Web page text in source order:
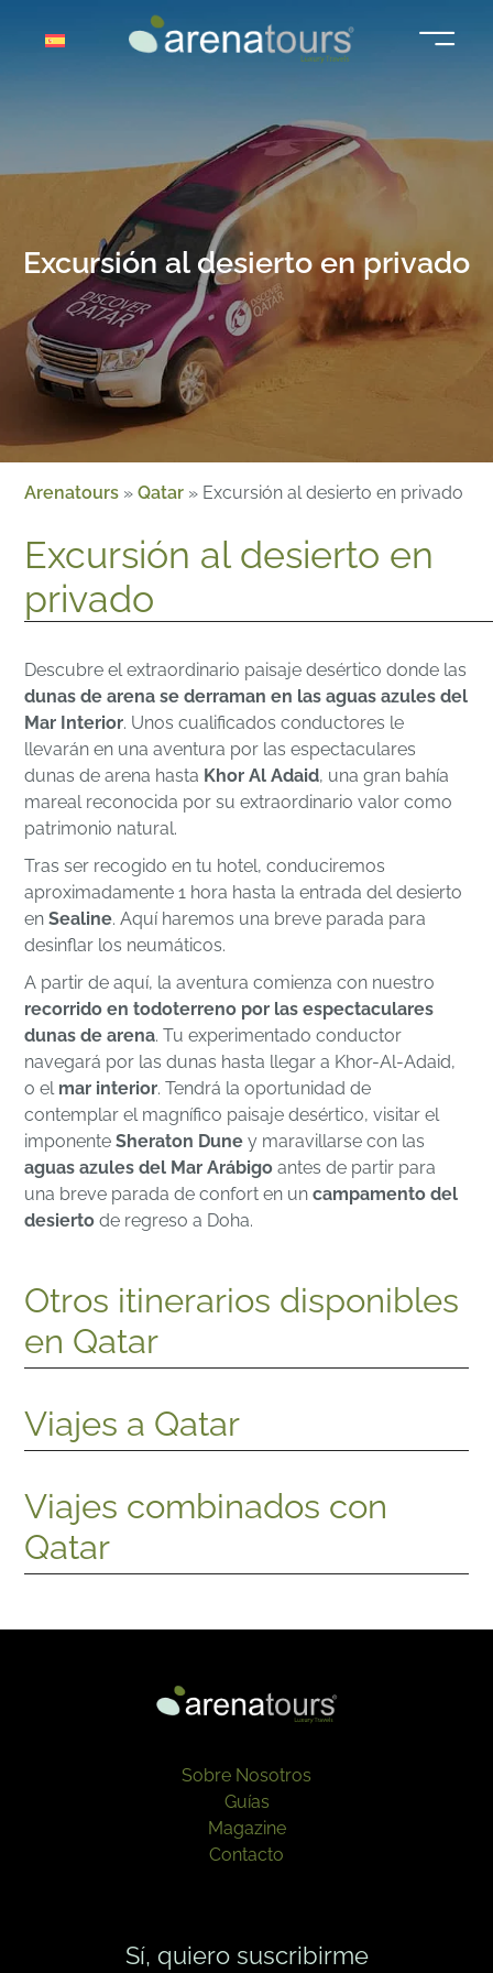
Excursión al desierto en privado
Arenatours »Qatar » Excursión al desierto en privado
Excursión al desierto en
privado
Descubre el extraordinario paisaje desértico donde las
dunas de arena se derraman en las aguas azules del
Mar Interior. Unos cualificados conductores le
llevarán en una aventura por las espectaculares
dunas de arena hasta Khor Al Adaid, una gran bahía
mareal reconocida por su extraordinario valor como
patrimonio natural.
Tras ser recogido en tu hotel, conduciremos
aproximadamente 1 hora hasta la entrada del desierto
enSealine. Aquí haremos una breve parada para
desinflar los neumáticos.
A partir de aquí, la aventura comienza con nuestro
recorrido en todoterreno por las espectaculares
dunas de arena. Tu experimentado conductor
navegará por las dunas hasta llegar a Khor-Al-Adaid,
o el mar interior. Tendrá la oportunidad de
contemplar el magnífico paisaje desértico, visitar el
imponenteSheraton Dune y maravillarse con las
aguas azules del Mar Arábigo antes de partir para
una breve parada de confort en uncampamento del
desierto de regreso a Doha.
Otros itinerarios disponibles
en Qatar
Viajes a Qatar
Viajes combinados con
Qatar
Sobre Nosotros
Guías
Magazine
Contacto
Sí, quiero suscribirme